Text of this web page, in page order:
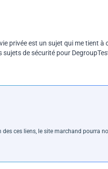
privée est un sujet qui me tient à
de sécurité pour
ces liens, le site marchand pourra